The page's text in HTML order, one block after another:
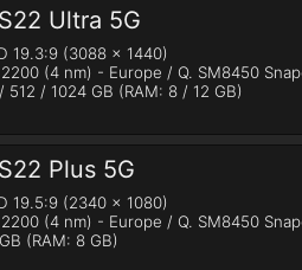
Ultra 5G
19.3:9 (3088 x 1440)
2200 (4 nm) - Europe / Q. SM8450
512 / 1024 GB (RAM: 8 / 12 GB)
Plus 5G
19.5:9 (2340 x 1080)
2200 (4 nm) - Europe / Q. SM8450
(RAM: 8 GB)